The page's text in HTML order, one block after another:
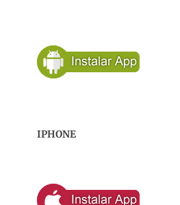
IPHONE